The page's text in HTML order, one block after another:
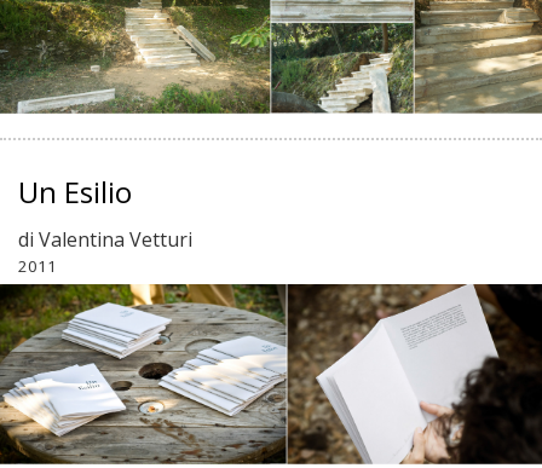
Un Esilio
di Valentina Vetturi
2011